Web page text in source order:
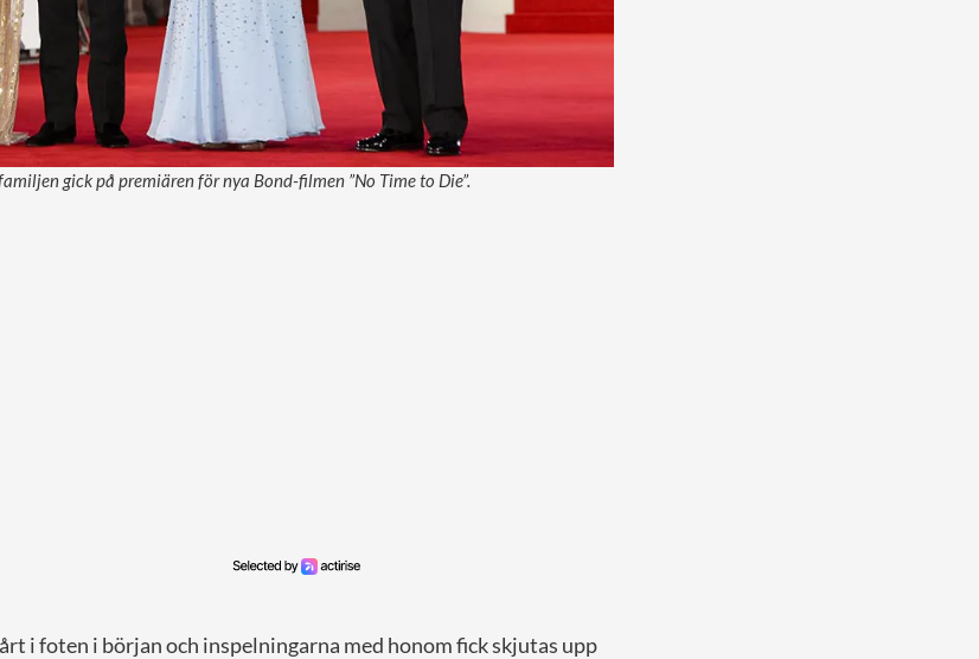
gick på premiären för nya Bond-filmen ”No Time to Die”.
i foten i början och inspelningarna med honom fick skjutas upp